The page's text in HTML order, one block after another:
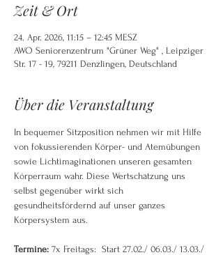
Zeit & Ort
24. Apr. 2026, 11:15 – 12:45 MESZ
AWO Seniorenzentrum "Grüner Weg" , Leipziger
Str. 17 - 19, 79211 Denzlingen, Deutschland
Über die Veranstaltung
In bequemer Sitzposition nehmen wir mit Hilfe
von fokussierenden Körper- und Atemübungen
sowie Lichtimaginationen unseren gesamten
Körperraum wahr. Diese Wertschätzung uns
selbst gegenüber wirkt sich
gesundheitsfördernd auf unser ganzes
Körpersystem aus.
Termine: 7x Freitags:  Start 27.02./ 06.03./ 13.03./